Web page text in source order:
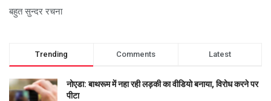
बहुत सुन्दर रचना
Trending Comments Latest
नोएडा: बाथरूम में नहा रही लड़की का वीडियो बनाया, विरोध करने पर
पीटा